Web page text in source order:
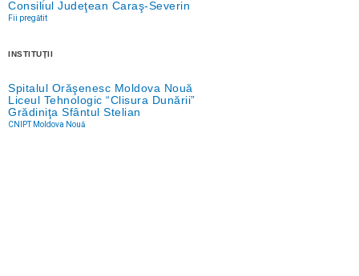
Consiliul Judeţean Caraş-Severin
Fii pregătit
INSTITUŢII
Spitalul Orăşenesc Moldova Nouă
Liceul Tehnologic “Clisura Dunării”
Grădiniţa Sfântul Stelian
CNIPT Moldova Nouă